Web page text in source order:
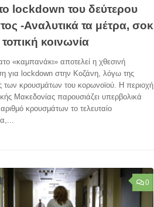
lockdown του δεύτερου
-Αναλυτικά τα μέτρα, σοκ
κοινωνία
«καμπανάκι» αποτελεί η χθεσινή
για lockdown στην Κοζάνη, λόγω της
των κρουσμάτων του κορωνοϊού. Η περιοχή
Μακεδονίας παρουσιάζει υπερβολικά
κρουσμάτων το τελευταίο
0